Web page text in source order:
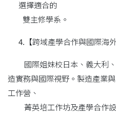
選擇適合的
雙主修學系。
4.【跨域產學合作與國際海外
國際姐妹校日本、義大利、
造實務與國際視野。製造產業
工作營、
菁英培工作坊及產學合作設